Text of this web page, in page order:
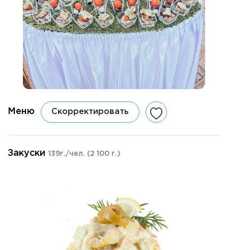
Меню Скорректировать
Закуски 139г./чел. (2 100 г.)